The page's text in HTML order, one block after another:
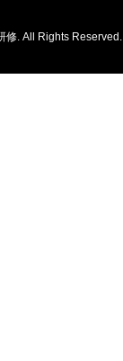
修. All Rights Reserved.